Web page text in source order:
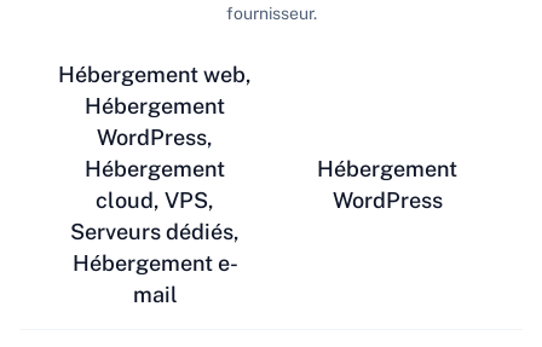
Hébergement web,
Hébergement
WordPress,
Hébergement
cloud, VPS,
Serveurs dédiés,
Hébergement e-
mail
fournisseur.
Hébergement
WordPress